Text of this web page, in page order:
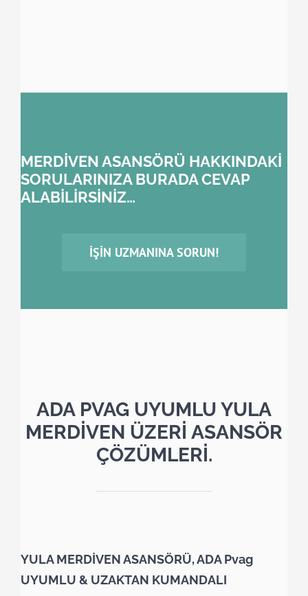
MERDİVEN ASANSÖRÜ HAKKINDAKİ
SORULARINIZA BURADA CEVAP
ALABİLİRSİNİZ…
İŞIN UZMANINA SORUN!
ADA PVAG UYUMLU YULA
MERDİVEN ÜZERİ ASANSÖR
ÇÖZÜMLERİ.
YULA MERDİVEN ASANSÖRÜ, ADA Pvag
UYUMLU & UZAKTAN KUMANDALI